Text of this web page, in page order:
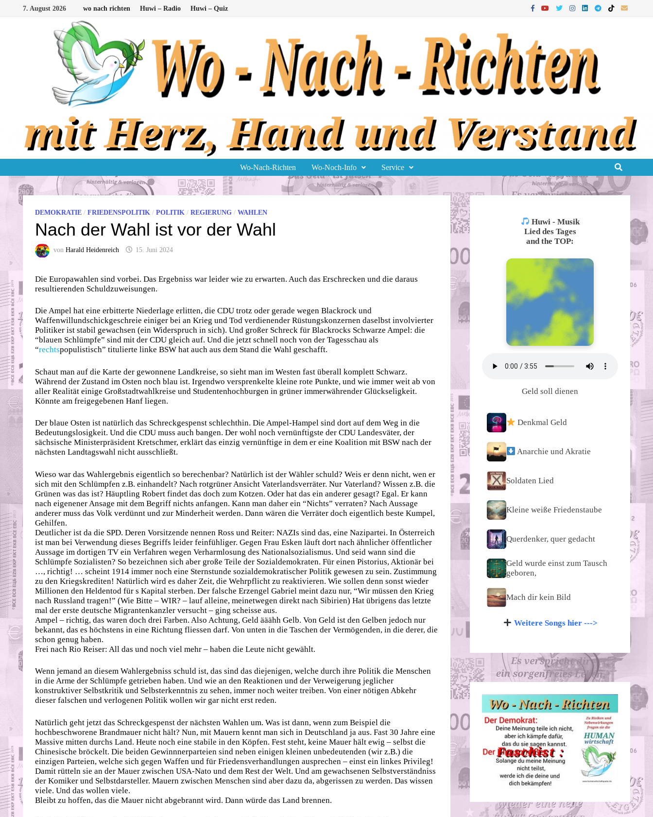
7. August 2026 wo nach richten Huwi – Radio Huwi – Quiz
Wo-Nach-Richten Wo-Noch-Info Service
DEMOKRATIE / FRIEDENSPOLITIK / POLITIK / REGIERUNG / WAHLEN
Nach der Wahl ist vor der Wahl
von Harald Heidenreich 15. Juni 2024
Die Europawahlen sind vorbei. Das Ergebniss war leider wie zu erwarten. Auch das Erschrecken und die daraus
resultierenden Schuldzuweisungen.
Die Ampel hat eine erbitterte Niederlage erlitten, die CDU trotz oder gerade wegen Blackrock und
Waffenwillundschickgeschreie einiger bei an Krieg und Tod verdienender Rüstungskonzernen daselbst involvierter
Politiker ist stabil gewachsen (ein Widerspruch in sich). Und großer Schreck für Blackrocks Schwarze Ampel: die
“blauen Schlümpfe” sind mit der CDU gleich auf. Und die jetzt schnell noch von der Tagesschau als
“rechtspopulistisch” titulierte linke BSW hat auch aus dem Stand die Wahl geschafft.
Schaut man auf die Karte der gewonnene Landkreise, so sieht man im Westen fast überall komplett Schwarz.
Während der Zustand im Osten noch blau ist. Irgendwo versprenkelte kleine rote Punkte, und wie immer weit ab von
aller Realität einige Großstadtwahlkreise und Studentenhochburgen in grüner immerwährender Glückseligkeit.
Könnte am freigegebenen Hanf liegen.
Der blaue Osten ist natürlich das Schreckgespenst schlechthin. Die Ampel-Hampel sind dort auf dem Weg in die
Bedeutungslosigkeit. Und die CDU muss auch bangen. Der wohl noch vernünftigste der CDU Landesväter, der
sächsische Ministerpräsident Kretschmer, erklärt das einzig vernünftige in dem er eine Koalition mit BSW nach der
nächsten Landtagswahl nicht ausschließt.
Wieso war das Wahlergebnis eigentlich so berechenbar? Natürlich ist der Wähler schuld? Weis er denn nicht, wen er
sich mit den Schlümpfen z.B. einhandelt? Nach rotgrüner Ansicht Vaterlandsverräter. Nur Vaterland? Wissen z.B. die
Grünen was das ist? Häuptling Robert findet das doch zum Kotzen. Oder hat das ein anderer gesagt? Egal. Er kann
nach eigenener Ansage mit dem Begriff nichts anfangen. Kann man daher ein “Nichts” verraten? Nach Aussage
anderer muss das Volk verdünnt und zur Minderheit werden. Dann wären die Verräter doch eigentlich beste Kumpel,
Gehilfen.
Deutlicher ist da die SPD. Deren Vorsitzende nennen Ross und Reiter: NAZIs sind das, eine Nazipartei. In Österreich
ist man bei Verwendung dieses Begriffs leider feinfühliger. Gegen Frau Esken läuft dort nach ähnlicher öffentlicher
Aussage im dortigen TV ein Verfahren wegen Verharmlosung des Nationalsozialismus. Und seid wann sind die
Schlümpfe Sozialisten? So bezeichnen sich aber große Teile der Sozialdemokraten. Für einen Pistorius, Aktionär bei
…, richtig! … scheint 1914 immer noch eine Sternstunde sozialdemokratischer Politik gewesen zu sein. Zustimmung
zu den Kriegskrediten! Natürlich wird es daher Zeit, die Wehrpflicht zu reaktivieren. Wie sollen denn sonst wieder
Millionen den Heldentod für s Kapital sterben. Der falsche Erzengel Gabriel meint dazu nur, “Wir müssen den Krieg
nach Russland tragen!” (Wie Bitte – WIR? – lauf alleine, meinetwegen direkt nach Sibirien) Hat übrigens das letzte
mal der erste deutsche Migrantenkanzler versucht – ging scheisse aus.
Ampel – richtig, das waren doch drei Farben. Also Achtung, Geld ääähh Gelb. Von Geld ist den Gelben jedoch nur
bekannt, das es höchstens in eine Richtung fliessen darf. Von unten in die Taschen der Vermögenden, in die derer, die
schon genug haben.
Frei nach Rio Reiser: All das und noch viel mehr – haben die Leute nicht gewählt.
Wenn jemand an diesem Wahlergebniss schuld ist, das sind das diejenigen, welche durch ihre Politik die Menschen
in die Arme der Schlümpfe getrieben haben. Und wie an den Reaktionen und der Verweigerung jeglicher
konstruktiver Selbstkritik und Selbsterkenntnis zu sehen, immer noch weiter treiben. Von einer nötigen Abkehr
dieser falschen und verlogenen Politik wollen wir gar nicht erst reden.
Natürlich geht jetzt das Schreckgespenst der nächsten Wahlen um. Was ist dann, wenn zum Beispiel die
hochbeschworene Brandmauer nicht hält? Nun, mit Mauern kennt man sich in Deutschland ja aus. Fast 30 Jahre eine
Massive mitten durchs Land. Heute noch eine stabile in den Köpfen. Fest steht, keine Mauer hält ewig – selbst die
Chinesische bröckelt. Die beiden Gewinnnerparteien sind neben einigen kleinen unbedeutenden (wir z.B.) die
einzigen Parteien, welche sich gegen Waffen und für Friedensverhandlungen ausprechen – einst ein linkes Privileg!
Damit rütteln sie an der Mauer zwischen USA-Nato und dem Rest der Welt. Und am gewachsenen Selbstverständniss
der Komiker und Selbstdarsteller. Mauern zwischen Menschen sind aber dazu da, abgerissen zu werden. Das wissen
viele. Und das wollen viele.
Bleibt zu hoffen, das die Mauer nicht abgebrannt wird. Dann würde das Land brennen.
Huwi - Musik
Lied des Tages
and the TOP:
Geld soll dienen
Denkmal Geld
Anarchie und Akratie
Soldaten Lied
Kleine weiße Friedenstaube
Querdenker, quer gedacht
Geld wurde einst zum Tausch
geboren,
Mach dir kein Bild
Weitere Songs hier --->